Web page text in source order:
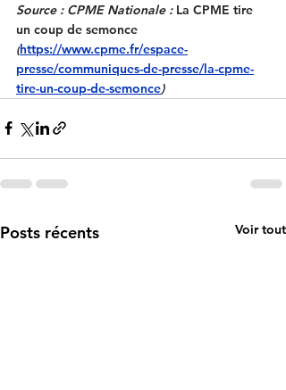
Source : CPME Nationale : La CPME tire
un coup de semonce
(https://www.cpme.fr/espace-
presse/communiques-de-presse/la-cpme-
tire-un-coup-de-semonce)
Posts récents Voir tout